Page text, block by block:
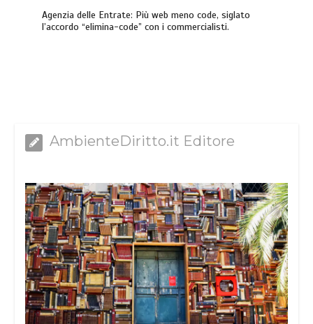
Agenzia delle Entrate: Più web meno code, siglato
l’accordo “elimina-code” con i commercialisti.
AmbienteDiritto.it Editore